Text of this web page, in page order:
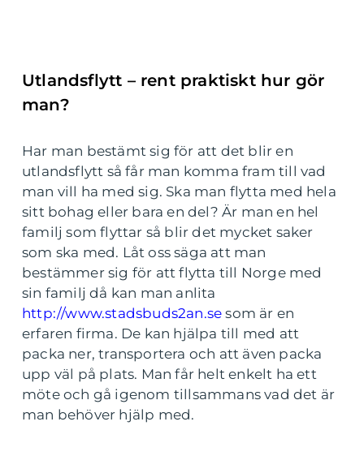
Utlandsflytt – rent praktiskt hur gör
man?
Har man bestämt sig för att det blir en
utlandsflytt så får man komma fram till vad
man vill ha med sig. Ska man flytta med hela
sitt bohag eller bara en del? Är man en hel
familj som flyttar så blir det mycket saker
som ska med. Låt oss säga att man
bestämmer sig för att flytta till Norge med
sin familj då kan man anlita
http://www.stadsbuds2an.se som är en
erfaren firma. De kan hjälpa till med att
packa ner, transportera och att även packa
upp väl på plats. Man får helt enkelt ha ett
möte och gå igenom tillsammans vad det är
man behöver hjälp med.